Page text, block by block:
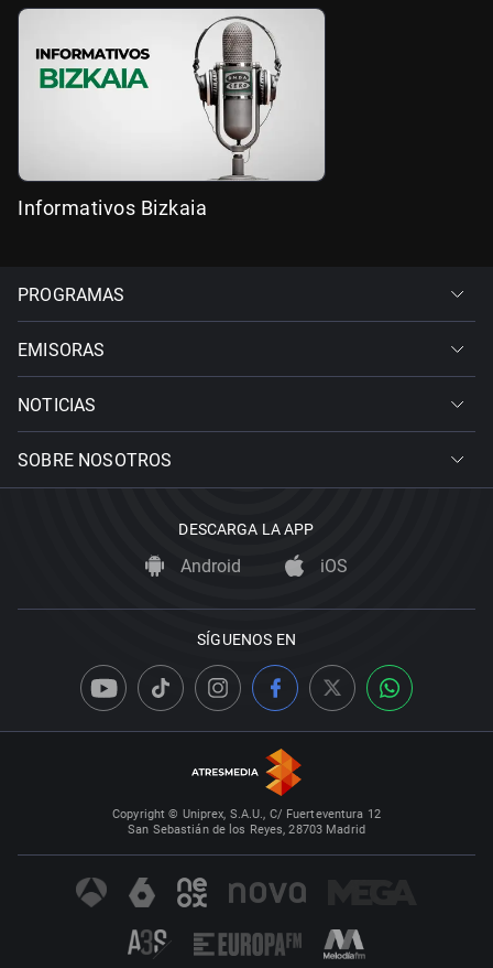
Informativos Bizkaia
PROGRAMAS
EMISORAS
NOTICIAS
SOBRE NOSOTROS
DESCARGA LA APP
Android iOS
SÍGUENOS EN
Copyright © Uniprex, S.A.U., C/ Fuerteventura 12
San Sebastián de los Reyes, 28703 Madrid